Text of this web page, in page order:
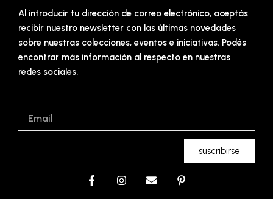
Al introducir tu dirección de correo electrónico, aceptás
recibir nuestro newsletter con las últimas novedades
sobre nuestras colecciones, eventos e iniciativas. Podés
encontrar más información al respecto en nuestras
redes sociales.
suscribirse
F
I
E
P